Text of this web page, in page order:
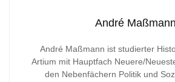
André Maßmann
André Maßmann ist studierter
Artium mit Hauptfach Neuere/
den Nebenfächern Politik und